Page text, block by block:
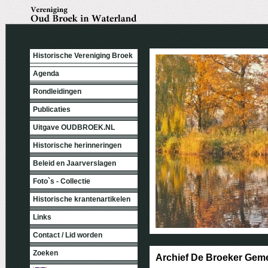
Historische Vereniging Broek
Agenda
Rondleidingen
Publicaties
Uitgave OUDBROEK.NL
Historische herinneringen
Beleid en Jaarverslagen
Foto`s - Collectie
Historische krantenartikelen
Links
Contact / Lid worden
Zoeken Archief De Broeker